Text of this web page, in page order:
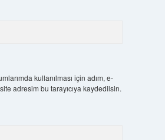
kullanılması için adım, e-
adresim bu tarayıcıya kaydedilsin.